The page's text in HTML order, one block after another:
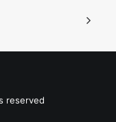
reserved